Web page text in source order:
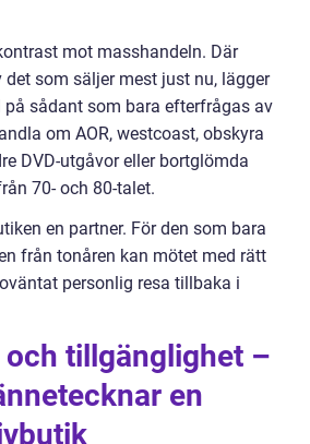
mot masshandeln. Där
som säljer mest just nu, lägger
sådant som bara efterfrågas av
om AOR, westcoast, obskyra
DVD-utgåvor eller bortglömda
70- och 80-talet.
en partner. För den som bara
från tonåren kan mötet med rätt
personlig resa tillbaka i
och tillgänglighet –
en